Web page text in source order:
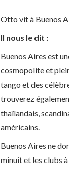
Otto vit à Buenos
Il nous le dit :
Buenos Aires est
cosmopolite et
tango et des
trouverez
thaïlandais,
américains.
Buenos Aires ne
minuit et les clubs à